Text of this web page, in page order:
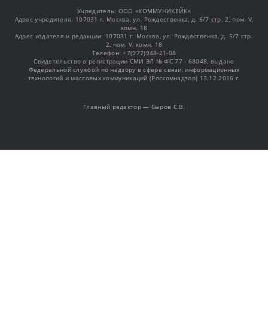
Учредитель: OOO «КОММУНИКЕЙК»
Адрес учредителя: 107031 г. Москва, ул. Рождественка, д. 5/7 стр. 2, пом. V,
комн. 18
Адрес издателя и редакции: 107031 г. Москва, ул. Рождественка, д. 5/7 стр.
2, пом. V, комн. 18
Телефон: +7(977)948-21-08
Свидетельство о регистрации СМИ ЭЛ № ФС 77 - 68048, выдано
Федеральной службой по надзору в сфере связи, информационных
технологий и массовых коммуникаций (Роскомнадзор) 13.12.2016 г.
Главный редактор — Сыров С.В.